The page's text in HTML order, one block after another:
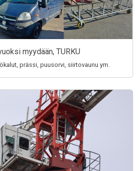
myydään, TURKU
prässi, puusorvi, siirtovaunu ym.